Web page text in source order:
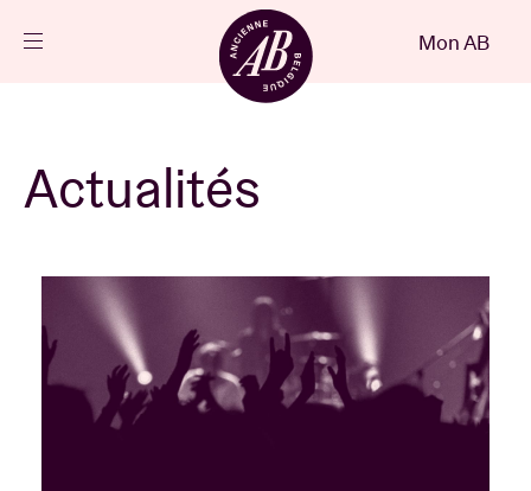
FR
Projets
Actualités
Infos visiteurs
Mon AB
Actualités